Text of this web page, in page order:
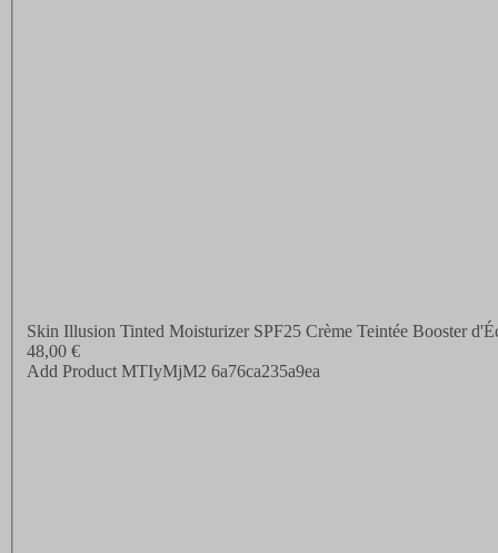
Skin Illusion Tinted Moisturizer SPF25 Crème Teintée Booster
48,00 €
Add Product MTIyMjM2 6a76ca235a9ea